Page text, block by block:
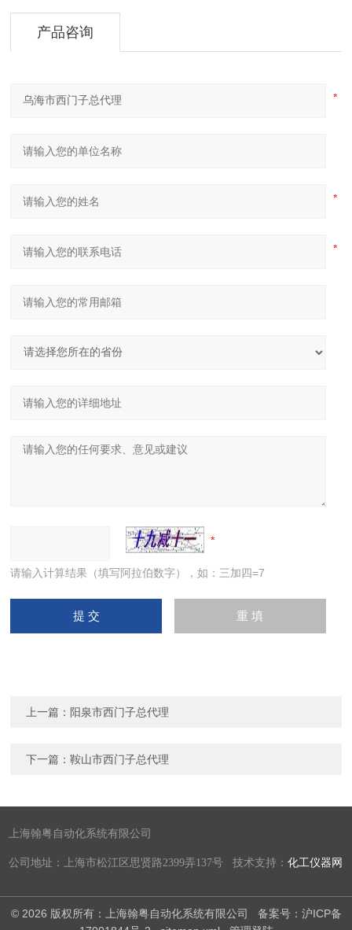
产品咨询
请输入计算结果（填写阿拉伯数字），如：三加四=7
上一篇： 阳泉市西门子总代理
下一篇：鞍山市西门子总代理
上海翰粤自动化系统有限公司
公司地址：上海市松江区思贤路2399弄137号 技术支持：化工仪器网
© 2026 版权所有：上海翰粤自动化系统有限公司 备案号：沪ICP备